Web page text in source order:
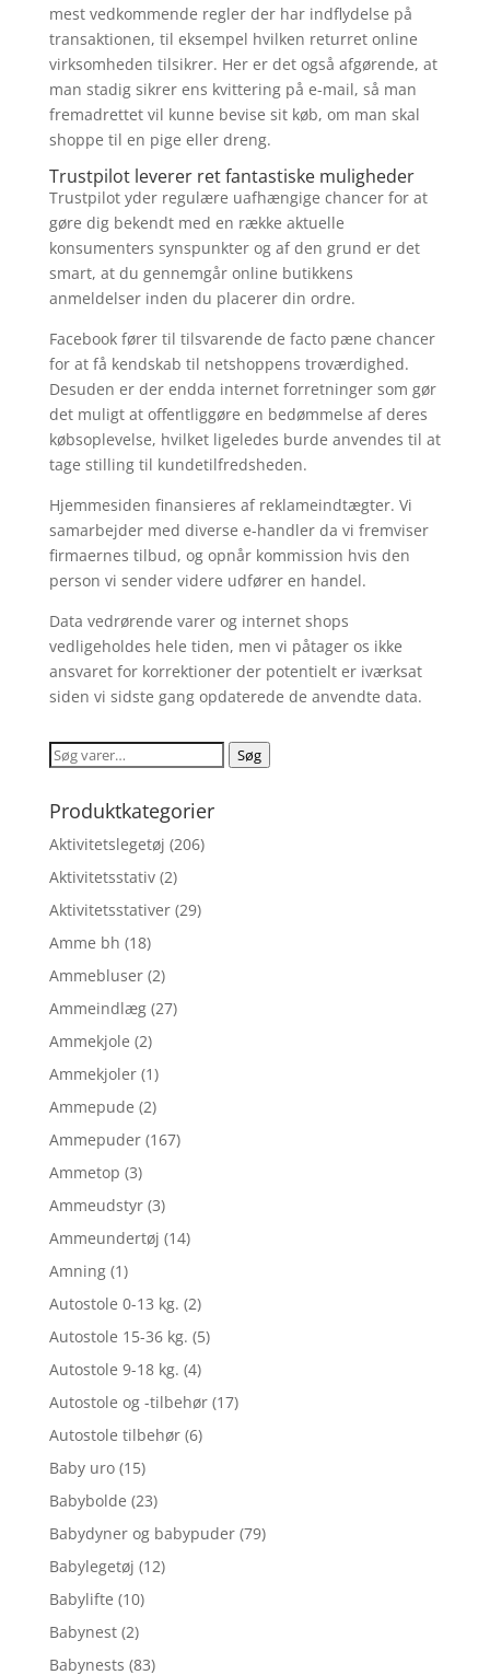
mest vedkommende regler der har indflydelse på
transaktionen, til eksempel hvilken returret online
virksomheden tilsikrer. Her er det også afgørende, at
man stadig sikrer ens kvittering på e-mail, så man
fremadrettet vil kunne bevise sit køb, om man skal
shoppe til en pige eller dreng.
Trustpilot leverer ret fantastiske muligheder
Trustpilot yder regulære uafhængige chancer for at
gøre dig bekendt med en række aktuelle
konsumenters synspunkter og af den grund er det
smart, at du gennemgår online butikkens
anmeldelser inden du placerer din ordre.
Facebook fører til tilsvarende de facto pæne chancer
for at få kendskab til netshoppens troværdighed.
Desuden er der endda internet forretninger som gør
det muligt at offentliggøre en bedømmelse af deres
købsoplevelse, hvilket ligeledes burde anvendes til at
tage stilling til kundetilfredsheden.
Hjemmesiden finansieres af reklameindtægter. Vi
samarbejder med diverse e-handler da vi fremviser
firmaernes tilbud, og opnår kommission hvis den
person vi sender videre udfører en handel.
Data vedrørende varer og internet shops
vedligeholdes hele tiden, men vi påtager os ikke
ansvaret for korrektioner der potentielt er iværksat
siden vi sidste gang opdaterede de anvendte data.
Søg
Søg
Produktkategorier
Aktivitetslegetøj (206)
Aktivitetsstativ (2)
Aktivitetsstativer (29)
Amme bh (18)
Ammebluser (2)
Ammeindlæg (27)
Ammekjole (2)
Ammekjoler (1)
Ammepude (2)
Ammepuder (167)
Ammetop (3)
Ammeudstyr (3)
Ammeundertøj (14)
Amning (1)
Autostole 0-13 kg. (2)
Autostole 15-36 kg. (5)
Autostole 9-18 kg. (4)
Autostole og -tilbehør (17)
Autostole tilbehør (6)
Baby uro (15)
Babybolde (23)
Babydyner og babypuder (79)
Babylegetøj (12)
Babylifte (10)
Babynest (2)
Babynests (83)